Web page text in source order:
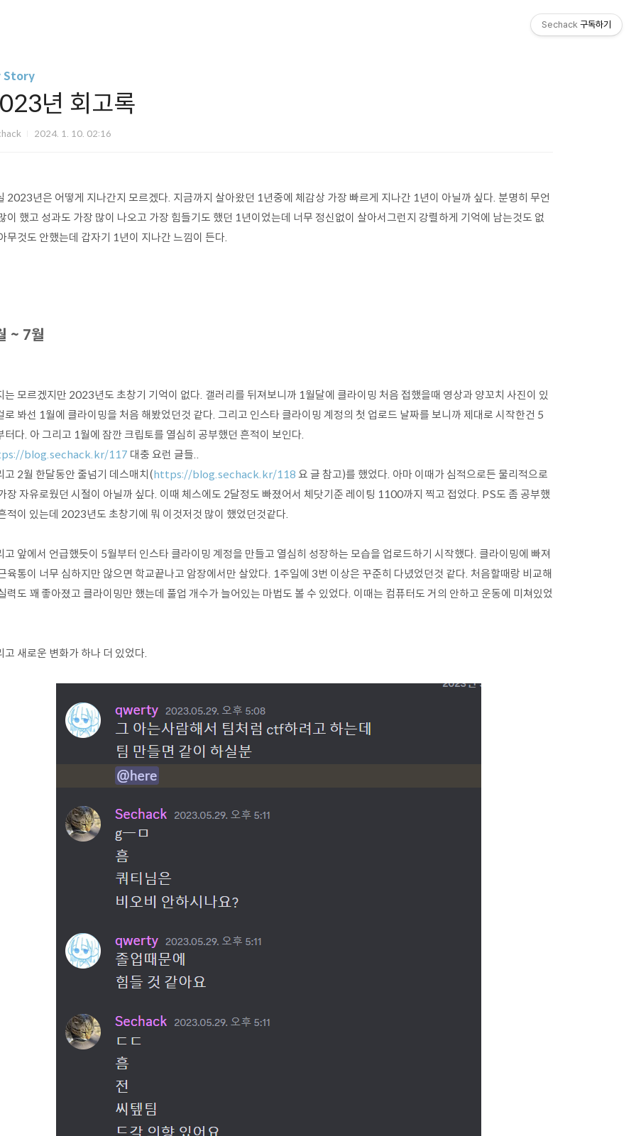
Story
년 회고록
2024. 1. 10. 02:16
2023년은 어떻게 지나간지 모르겠다. 지금까지 살아왔던 1년중에 체감상 가장 빠르게 지나간 1년이 아닐까 싶다. 분명히 무언
이 했고 성과도 가장 많이 나오고 가장 힘들기도 했던 1년이었는데 너무 정신없이 살아서그런지 강렬하게 기억에 남는것도 없
무것도 안했는데 갑자기 1년이 지나간 느낌이 든다.
~ 7월
는 모르겠지만 2023년도 초창기 기억이 없다. 갤러리를 뒤져보니까 1월달에 클라이밍 처음 접했을때 영상과 양꼬치 사진이 있
로 봐선 1월에 클라이밍을 처음 해봤었던것 같다. 그리고 인스타 클라이밍 계정의 첫 업로드 날짜를 보니까 제대로 시작한건 5
터다. 아 그리고 1월에 잠깐 크립토를 열심히 공부했던 흔적이 보인다.
blog.sechack.kr/117 대충 요런 글들..
고 2월 한달동안 줄넘기 데스매치(https://blog.sechack.kr/118 요 글 참고)를 했었다. 아마 이때가 심적으로든 물리적으로
장 자유로웠던 시절이 아닐까 싶다. 이때 체스에도 2달정도 빠졌어서 체닷기준 레이팅 1100까지 찍고 접었다. PS도 좀 공부했
적이 있는데 2023년도 초창기에 뭐 이것저것 많이 했었던것같다.
고 앞에서 언급했듯이 5월부터 인스타 클라이밍 계정을 만들고 열심히 성장하는 모습을 업로드하기 시작했다. 클라이밍에 빠져
육통이 너무 심하지만 않으면 학교끝나고 암장에서만 살았다. 1주일에 3번 이상은 꾸준히 다녔었던것 같다. 처음할때랑 비교해
력도 꽤 좋아졌고 클라이밍만 했는데 풀업 개수가 늘어있는 마법도 볼 수 있었다. 이때는 컴퓨터도 거의 안하고 운동에 미쳐있었
고 새로운 변화가 하나 더 있었다.
Sechack 구독하기